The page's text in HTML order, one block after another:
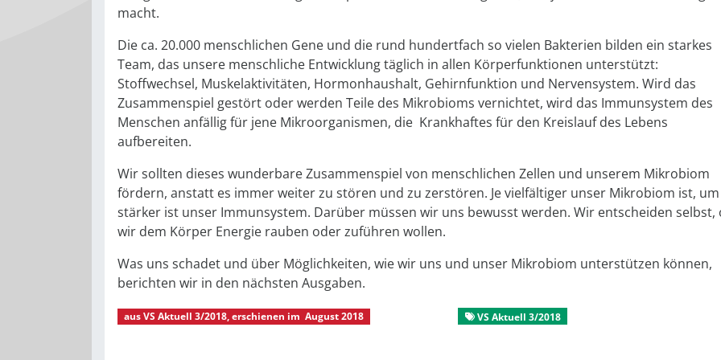
macht.
Die ca. 20.000 menschlichen Gene und die rund hundertfach so vielen Bakterien bilden ein starkes
Team, das unsere menschliche Entwicklung täglich in allen Körperfunktionen unterstützt:
Stoffwechsel, Muskelaktivitäten, Hormonhaushalt, Gehirnfunktion und Nervensystem. Wird das
Zusammenspiel gestört oder werden Teile des Mikrobioms vernichtet, wird das Immunsystem des
Menschen anfällig für jene Mikroorganismen, die Krankhaftes für den Kreislauf des Lebens
aufbereiten.
Wir sollten dieses wunderbare Zusammenspiel von menschlichen Zellen und unserem Mikrobiom
fördern, anstatt es immer weiter zu stören und zu zerstören. Je vielfältiger unser Mikrobiom ist,
stärker ist unser Immunsystem. Darüber müssen wir uns bewusst werden. Wir entscheiden selbst,
wir dem Körper Energie rauben oder zuführen wollen.
Was uns schadet und über Möglichkeiten, wie wir uns und unser Mikrobiom unterstützen können,
berichten wir in den nächsten Ausgaben.
ausVS Aktuell 3/2018, erschienen im August 2018 VS Aktuell 3/2018